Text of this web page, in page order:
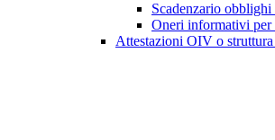
Scadenzario
Oneri informativi per
Attestazioni OIV o struttura